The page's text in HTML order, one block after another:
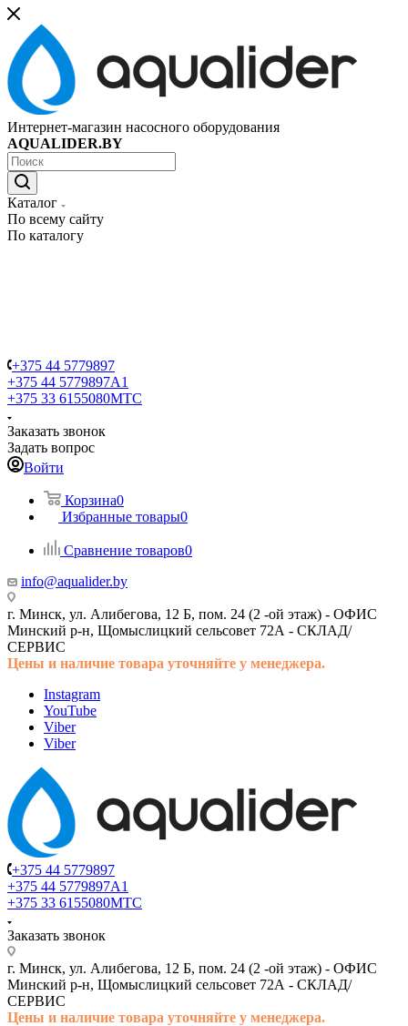
Интернет-магазин насосного оборудования
AQUALIDER.BY
Каталог
По всему сайту
По каталогу
+375 44 5779897
+375 44 5779897A1
+375 33 6155080МТС
Заказать звонок
Задать вопрос
Войти
Корзина0
Избранные товары0
Сравнение товаров0
info@aqualider.by
г. Минск, ул. Алибегова, 12 Б, пом. 24 (2 -ой этаж) - ОФИС
Минский р-н, Щомыслицкий сельсовет 72А - СКЛАД/
СЕРВИС
Цены и наличие товара уточняйте у менеджера.
Instagram
YouTube
Viber
Viber
+375 44 5779897
+375 44 5779897A1
+375 33 6155080МТС
Заказать звонок
г. Минск, ул. Алибегова, 12 Б, пом. 24 (2 -ой этаж) - ОФИС
Минский р-н, Щомыслицкий сельсовет 72А - СКЛАД/
СЕРВИС
Цены и наличие товара уточняйте у менеджера.